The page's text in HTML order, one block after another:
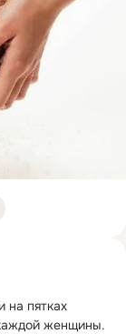
на пятках
женщины.